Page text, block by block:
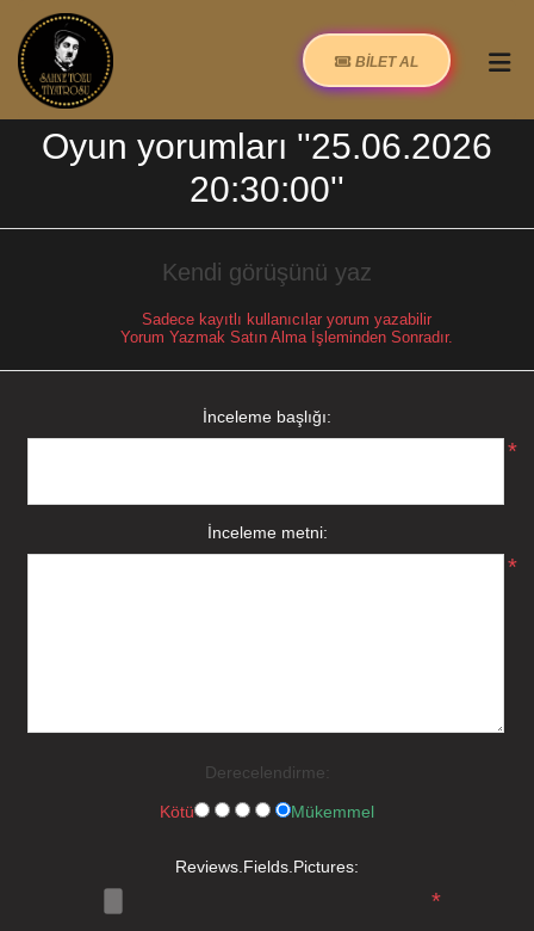
BİLET AL
Oyun yorumları
25.06.2026
20:30:00
Kendi görüşünü yaz
Sadece kayıtlı kullanıcılar yorum yazabilir
Yorum Yazmak Satın Alma İşleminden Sonradır.
İnceleme başlığı:
*
İnceleme metni:
*
Derecelendirme:
Kötü Mükemmel
Reviews.Fields.Pictures:
*